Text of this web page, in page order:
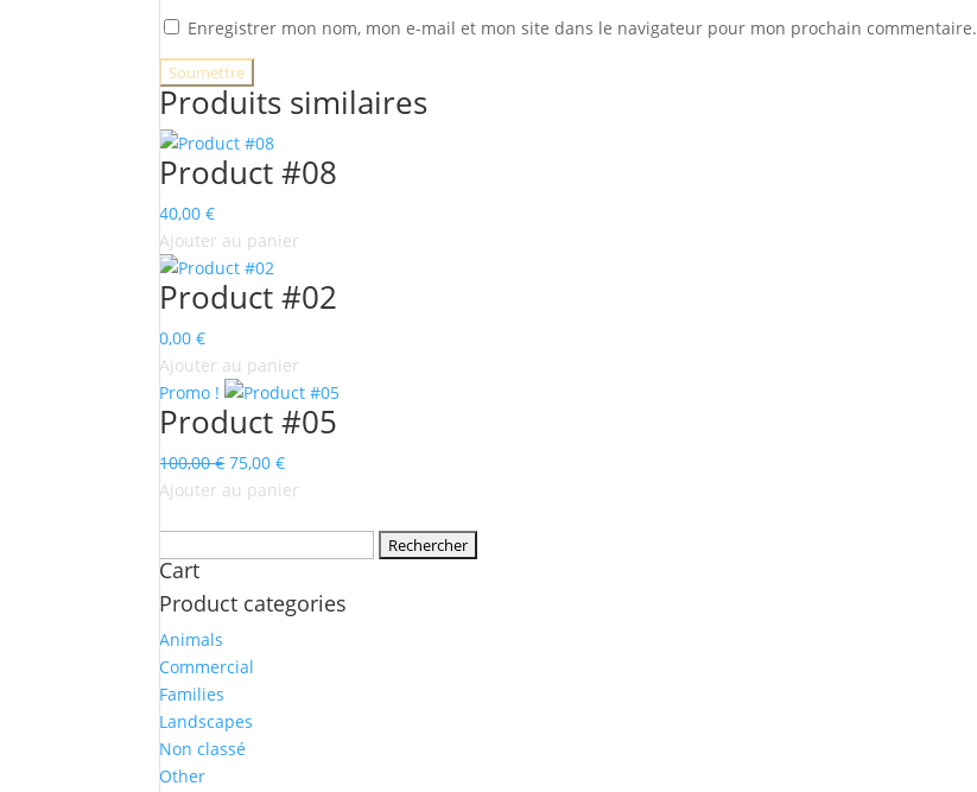
Enregistrer mon nom, mon e-mail et mon site dans le navigateur pour mon prochain commentaire.
Produits similaires
Product #08
40,00€
Ajouter au panier
Product #02
0,00€
Ajouter au panier
Promo !
Product #05
100,00€Le
prix
75,00€Le
prix
Ajouter au panier
Cart
Product categories
Animals
Commercial
Families
Landscapes
Non classé
Other